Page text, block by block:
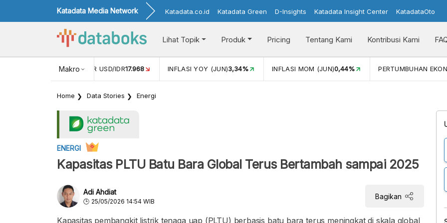
Katadata Media Network Katadata.co.id Katadata Green D-Insights Katadata Insight Center KatadataOto
Lihat Topik Produk Pricing Tentang Kami Kontribusi Kami
Makro
NILAI TUKAR USD/IDR17.968 INFLASI YOY (JUN)3,34% INFLASI MOM (JUN)0,44% PERTUMBUHAN
Home Data Stories Energi
ENERGI
Kapasitas PLTU Batu Bara Global Terus Bertambah sampai 2025
Adi Ahdiat
25/05/2026 14:54 WIB
Bagikan
Kapasitas pembangkit listrik tenaga uap (PLTU) berbasis batu bara terus meningkat di skala global